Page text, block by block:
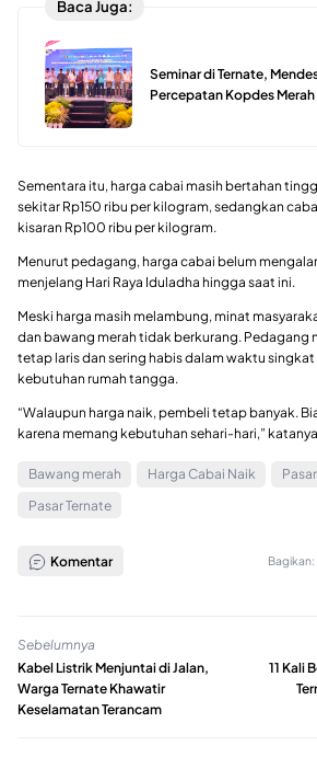
Baca Juga:
Seminar di Ternate,
Percepatan Kopdes
Sementara itu, harga cabai masih bertahan
sekitar Rp150 ribu per kilogram, sedangkan
kisaran Rp100 ribu per kilogram.
Menurut pedagang, harga cabai belum
menjelang Hari Raya Iduladha hingga saat ini.
Meski harga masih melambung, minat
dan bawang merah tidak berkurang. Pedagang
tetap laris dan sering habis dalam waktu
kebutuhan rumah tangga.
“Walaupun harga naik, pembeli tetap banyak.
karena memang kebutuhan sehari-hari,”
Bawang merah Harga Cabai Naik
Pasar Ternate
Komentar Bagikan:
Sebelumnya
Kabel Listrik Menjuntai di Jalan,
Warga Ternate Khawatir
Keselamatan Terancam
11 Kali